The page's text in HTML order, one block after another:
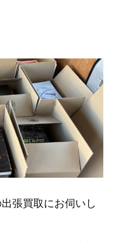
張買取にお伺いし